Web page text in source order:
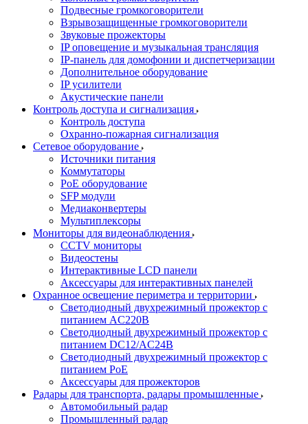
Подвесные громкоговорители
Взрывозащищенные громкоговорители
Звуковые прожекторы
IP оповещение и музыкальная трансляция
IP-панель для домофонии и диспетчеризации
Дополнительное оборудование
IP усилители
Акустические панели
Контроль доступа и сигнализация
Контроль доступа
Охранно-пожарная сигнализация
Сетевое оборудование
Источники питания
Коммутаторы
PoE оборудование
SFP модули
Медиаконвертеры
Мультиплексоры
Мониторы для видеонаблюдения
CCTV мониторы
Видеостены
Интерактивные LCD панели
Аксессуары для интерактивных панелей
Охранное освещение периметра и территории
Светодиодный двухрежимный прожектор с
питанием AC220В
Светодиодный двухрежимный прожектор с
питанием DC12/AC24В
Светодиодный двухрежимный прожектор с
питанием PoE
Аксессуары для прожекторов
Радары для транспорта, радары промышленные
Автомобильный радар
Промышленный радар